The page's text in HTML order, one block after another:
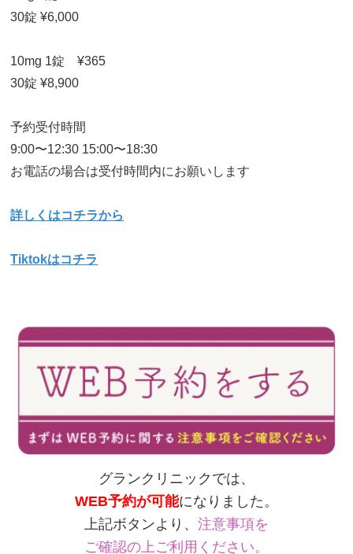
30錠 ¥6,000
10mg 1錠 ¥365
30錠 ¥8,900
予約受付時間
9:00〜12:30 15:00〜18:30
お電話の場合は受付時間内にお願いします
詳しくはコチラから
Tiktokはコチラ
グランクリニックでは、
WEB予約が可能になりました。
上記ボタンより、 注意事項を
ご確認の上ご利用ください。